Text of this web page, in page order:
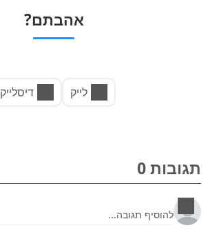
אהבתם?
לייק דיסלייק
תגובות 0